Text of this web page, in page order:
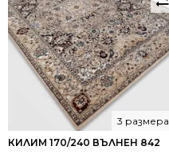
КИЛИМ 170/240 ВЪЛНЕН 842
3 размера